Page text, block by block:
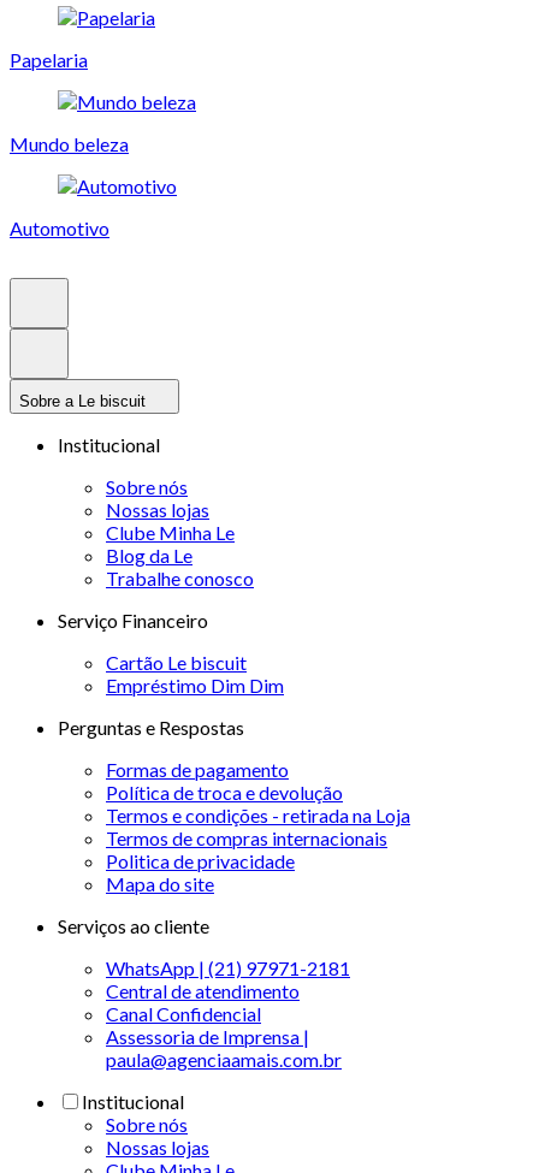
Papelaria
Mundo beleza
Automotivo
Sobre a Le biscuit
Institucional
Sobre nós
Nossas lojas
Clube Minha Le
Blog da Le
Trabalhe conosco
Serviço Financeiro
Cartão Le biscuit
Empréstimo Dim Dim
Perguntas e Respostas
Formas de pagamento
Política de troca e devolução
Termos e condições - retirada na Loja
Termos de compras internacionais
Politica de privacidade
Mapa do site
Serviços ao cliente
WhatsApp | (21) 97971-2181
Central de atendimento
Canal Confidencial
Assessoria de Imprensa |
paula@agenciaamais.com.br
Institucional
Sobre nós
Nossas lojas